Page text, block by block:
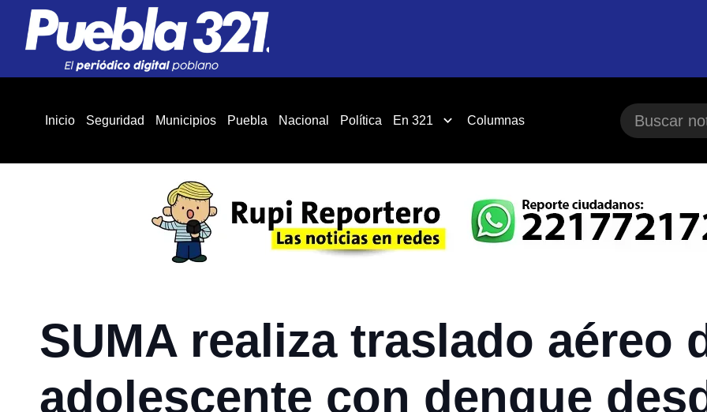
Inicio Seguridad Municipios Puebla Nacional Política En 321 Columnas
SUMA realiza traslado aéreo
adolescente con dengue